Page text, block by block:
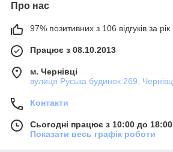
Про нас
97% позитивних з 106 відгуків за рік
Працює з 08.10.2013
м. Чернівці
вулиця Руська будинок 269,
Контакти
Сьогодні працює з 10:00 до 18:00
Показати весь графік роботи